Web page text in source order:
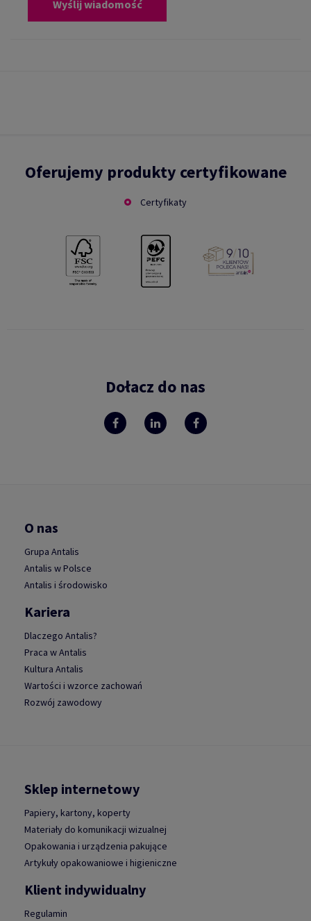
Wyślij wiadomość
Oferujemy produkty certyfikowane
Certyfikaty
Dołacz do nas
O nas
Grupa Antalis
Antalis w Polsce
Antalis i środowisko
Kariera
Dlaczego Antalis?
Praca w Antalis
Kultura Antalis
Wartości i wzorce zachowań
Rozwój zawodowy
Sklep internetowy
Papiery, kartony, koperty
Materiały do komunikacji wizualnej
Opakowania i urządzenia pakujące
Artykuły opakowaniowe i higieniczne
Klient indywidualny
Regulamin